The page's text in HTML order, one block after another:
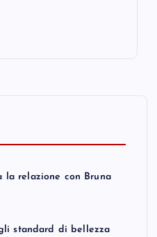
la relazione con Bruna
standard di bellezza